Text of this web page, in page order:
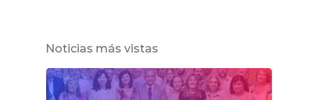
Noticias más vistas